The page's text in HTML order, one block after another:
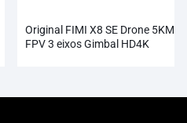
Original FIMI X8 SE Drone 5KM
FPV 3 eixos Gimbal HD4K